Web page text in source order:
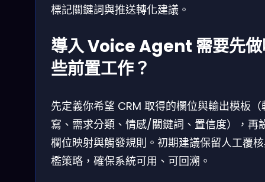
標記關鍵詞與推送轉化建議。
導入 Voice Agent 需要先
些前置工作？
先定義你希望 CRM 取得的欄位與輸出模板（
寫、需求分類、情感/關鍵詞、置信度），再
欄位映射與觸發規則。初期建議保留人工覆
檻策略，確保系統可用、可回溯。